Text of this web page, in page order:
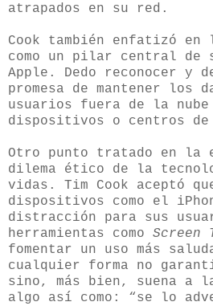
atrapados en su red .
Cook también enfatizó
como un pilar central de
Apple. Dedo reconocer y
promesa de mantener los
usuarios fuera de la
dispositivos o centros de
Otro punto tratado en la
dilema ético de la
vidas. Tim Cook aceptó
dispositivos como el
distracción para sus
herramientas como Screen
fomentar un uso más
cualquier forma no
sino, más bien, suena a
algo así como: “se lo